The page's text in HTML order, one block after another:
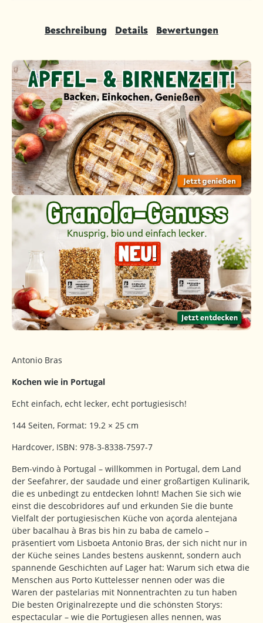
Beschreibung Details Bewertungen
Antonio Bras
Kochen wie in Portugal
Echt einfach, echt lecker, echt portugiesisch!
144 Seiten, Format: 19.2 × 25 cm
Hardcover, ISBN: 978-3-8338-7597-7
Bem-vindo à Portugal – willkommen in Portugal, dem Land
der Seefahrer, der saudade und einer großartigen Kulinarik,
die es unbedingt zu entdecken lohnt! Machen Sie sich wie
einst die descobridores auf und erkunden Sie die bunte
Vielfalt der portugiesischen Küche von açorda alentejana
über bacalhau à Bras bis hin zu baba de camelo –
präsentiert vom Lisboeta Antonio Bras, der sich nicht nur in
der Küche seines Landes bestens auskennt, sondern auch
spannende Geschichten auf Lager hat: Warum sich etwa die
Menschen aus Porto Kuttelesser nennen oder was die
Waren der pastelarias mit Nonnentrachten zu tun haben
Die besten Originalrezepte und die schönsten Storys:
espectacular – wie die Portugiesen alles nennen, was